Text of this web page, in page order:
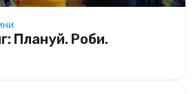
Плануй. Роби.